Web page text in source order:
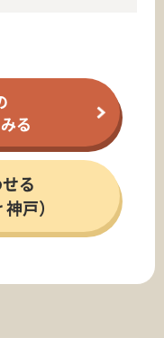
る
る
戸）